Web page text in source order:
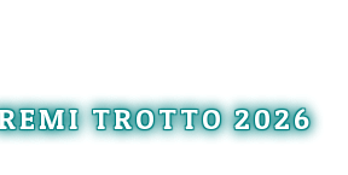
TROTTO 2026